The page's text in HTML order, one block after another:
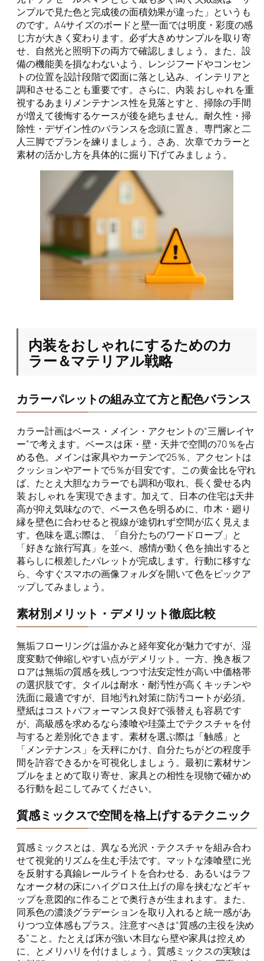
ンプルで見た色と完成後の面積効果が違った」というも
のです。A4サイズのボードと壁一面では明度・彩度の感
じ方が大きく変わります。必ず大きめサンプルを取り寄
せ、自然光と照明下の両方で確認しましょう。また、設
備の機能美を損なわないよう、レンジフードやコンセン
トの位置を設計段階で図面に落とし込み、インテリアと
調和させることも重要です。さらに、内装 おしゃれ を重
視するあまりメンテナンス性を見落とすと、掃除の手間
が増えて後悔するケースが後を絶ちません。耐久性・掃
除性・デザイン性のバランスを念頭に置き、専門家と二
人三脚でプランを練りましょう。さあ、次章でカラーと
素材の活かし方を具体的に掘り下げてみましょう。
内装をおしゃれにするためのカ
ラー＆マテリアル戦略
カラーパレットの組み立て方と配色バランス
カラー計画はベース・メイン・アクセントの“三層レイヤ
ー”で考えます。ベースは床・壁・天井で空間の70％を占
める色。メインは家具やカーテンで25％、アクセントは
クッションやアートで5％が目安です。この黄金比を守れ
ば、たとえ大胆なカラーでも調和が取れ、長く愛せる内
装 おしゃれ を実現できます。加えて、日本の住宅は天井
高が抑え気味なので、ベース色を明るめに、巾木・廻り
縁を壁色に合わせると視線が途切れず空間が広く見えま
す。色味を選ぶ際は、「自分たちのワードローブ」と
「好きな旅行写真」を並べ、感情が動く色を抽出すると
暮らしに根差したパレットが完成します。行動に移すな
ら、今すぐスマホの画像フォルダを開いて色をピックア
ップしてみましょう。
素材別メリット・デメリット徹底比較
無垢フローリングは温かみと経年変化が魅力ですが、湿
度変動で伸縮しやすい点がデメリット。一方、挽き板フ
ロアは無垢の質感を残しつつ寸法安定性が高い中価格帯
の選択肢です。タイルは耐水・耐汚性が高くキッチンや
洗面に最適ですが、目地汚れ対策に防汚コートが必須。
壁紙はコストパフォーマンス良好で張替えも容易です
が、高級感を求めるなら漆喰や珪藻土でテクスチャを付
与すると差別化できます。素材を選ぶ際は「触感」と
「メンテナンス」を天秤にかけ、自分たちがどの程度手
間を許容できるかを可視化しましょう。最初に素材サン
プルをまとめて取り寄せ、家具との相性を現物で確かめ
る行動を起こしてみてください。
質感ミックスで空間を格上げするテクニック
質感ミックスとは、異なる光沢・テクスチャを組み合わ
せて視覚的リズムを生む手法です。マットな漆喰壁に光
を反射する真鍮レールライトを合わせる、あるいはラフ
なオーク材の床にハイグロス仕上げの扉を挟むなどギャ
ップを意図的に作ることで奥行きが生まれます。また、
同系色の濃淡グラデーションを取り入れると統一感があ
りつつ立体感もプラス。注意すべきは“質感の主役を決め
る”こと。たとえば床が強い木目なら壁や家具は控えめ
に、とメリハリを付けましょう。質感ミックスの実験は